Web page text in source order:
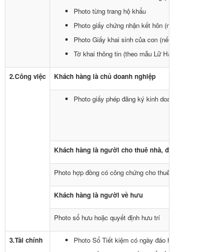
Photo từng trang hộ khẩu
Photo giấy chứng nhận kết hôn (nếu đã có gia
Photo Giấy khai sinh của con (nếu có con đi cùng)
Tờ khai thông tin (theo mẫu Lữ Hành Vietluxtour
2.Công việc Khách hàng là chủ doanh nghiệp
Photo giấy phép đăng ký kinh doanh+ biên lai nộp
Khách hàng là người cho thuê nhà, đất, xe
Photo hợp đồng có công chứng cho thuê nhà, đất, xe,
Khách hàng là người về hưu
Photo sổ hưu hoặc quyết định hưu trí
3.Tài chính
Photo Sổ Tiết kiệm có ngày đáo hạn sau ngày